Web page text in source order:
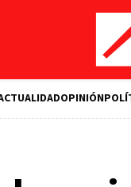
OPINIÓN